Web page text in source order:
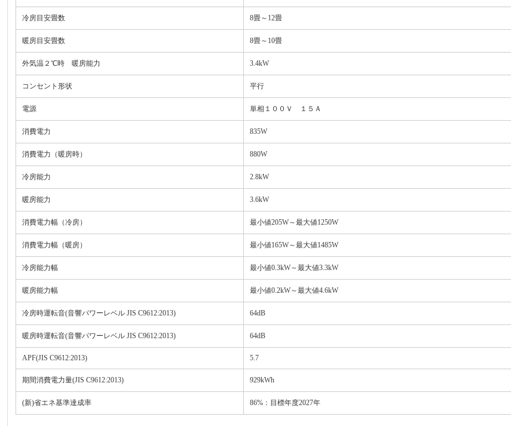
冷房目安畳数 8畳～12畳
暖房目安畳数 8畳～10畳
外気温２℃時 暖房能力 3.4kW
コンセント形状 平行
電源 単相１００Ｖ １５Ａ
消費電力 835W
消費電力（暖房時） 880W
冷房能力 2.8kW
暖房能力 3.6kW
消費電力幅（冷房） 最小値205W～最大値1250W
消費電力幅（暖房） 最小値165W～最大値1485W
冷房能力幅 最小値0.3kW～最大値3.3kW
暖房能力幅 最小値0.2kW～最大値4.6kW
冷房時運転音(音響パワーレベル JIS C9612:2013) 64dB
暖房時運転音(音響パワーレベル JIS C9612:2013) 64dB
APF(JIS C9612:2013) 5.7
期間消費電力量(JIS C9612:2013) 929kWh
(新)省エネ基準達成率 86%：目標年度2027年